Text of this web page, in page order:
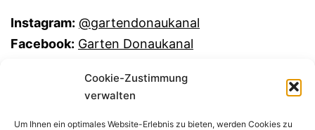
Cookie-Zustimmung
verwalten
Um Ihnen ein optimales Website-Erlebnis zu bieten, werden Cookies zu
Instagram: @gartendonaukanal
Facebook: Garten Donaukanal